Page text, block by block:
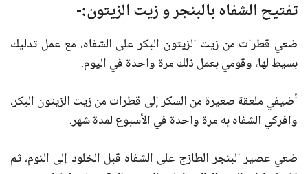
تفتيح الشفاه بالبنجر و زيت الزيتون:-
ضعي قطرات من زيت الزيتون البكر على الشفاه، مع عمل تدليك
بسيط لها، وقومي بعمل ذلك مرة واحدة في اليوم.
أضيفي ملعقة صغيرة من السكر إلى قطرات من زيت الزيتون البكر،
وافركي الشفاه به مرة واحدة في الأسبوع لمدة شهر.
ضعي عصير البنجر الطازج على الشفاه قبل الخلود إلى النوم، ثم